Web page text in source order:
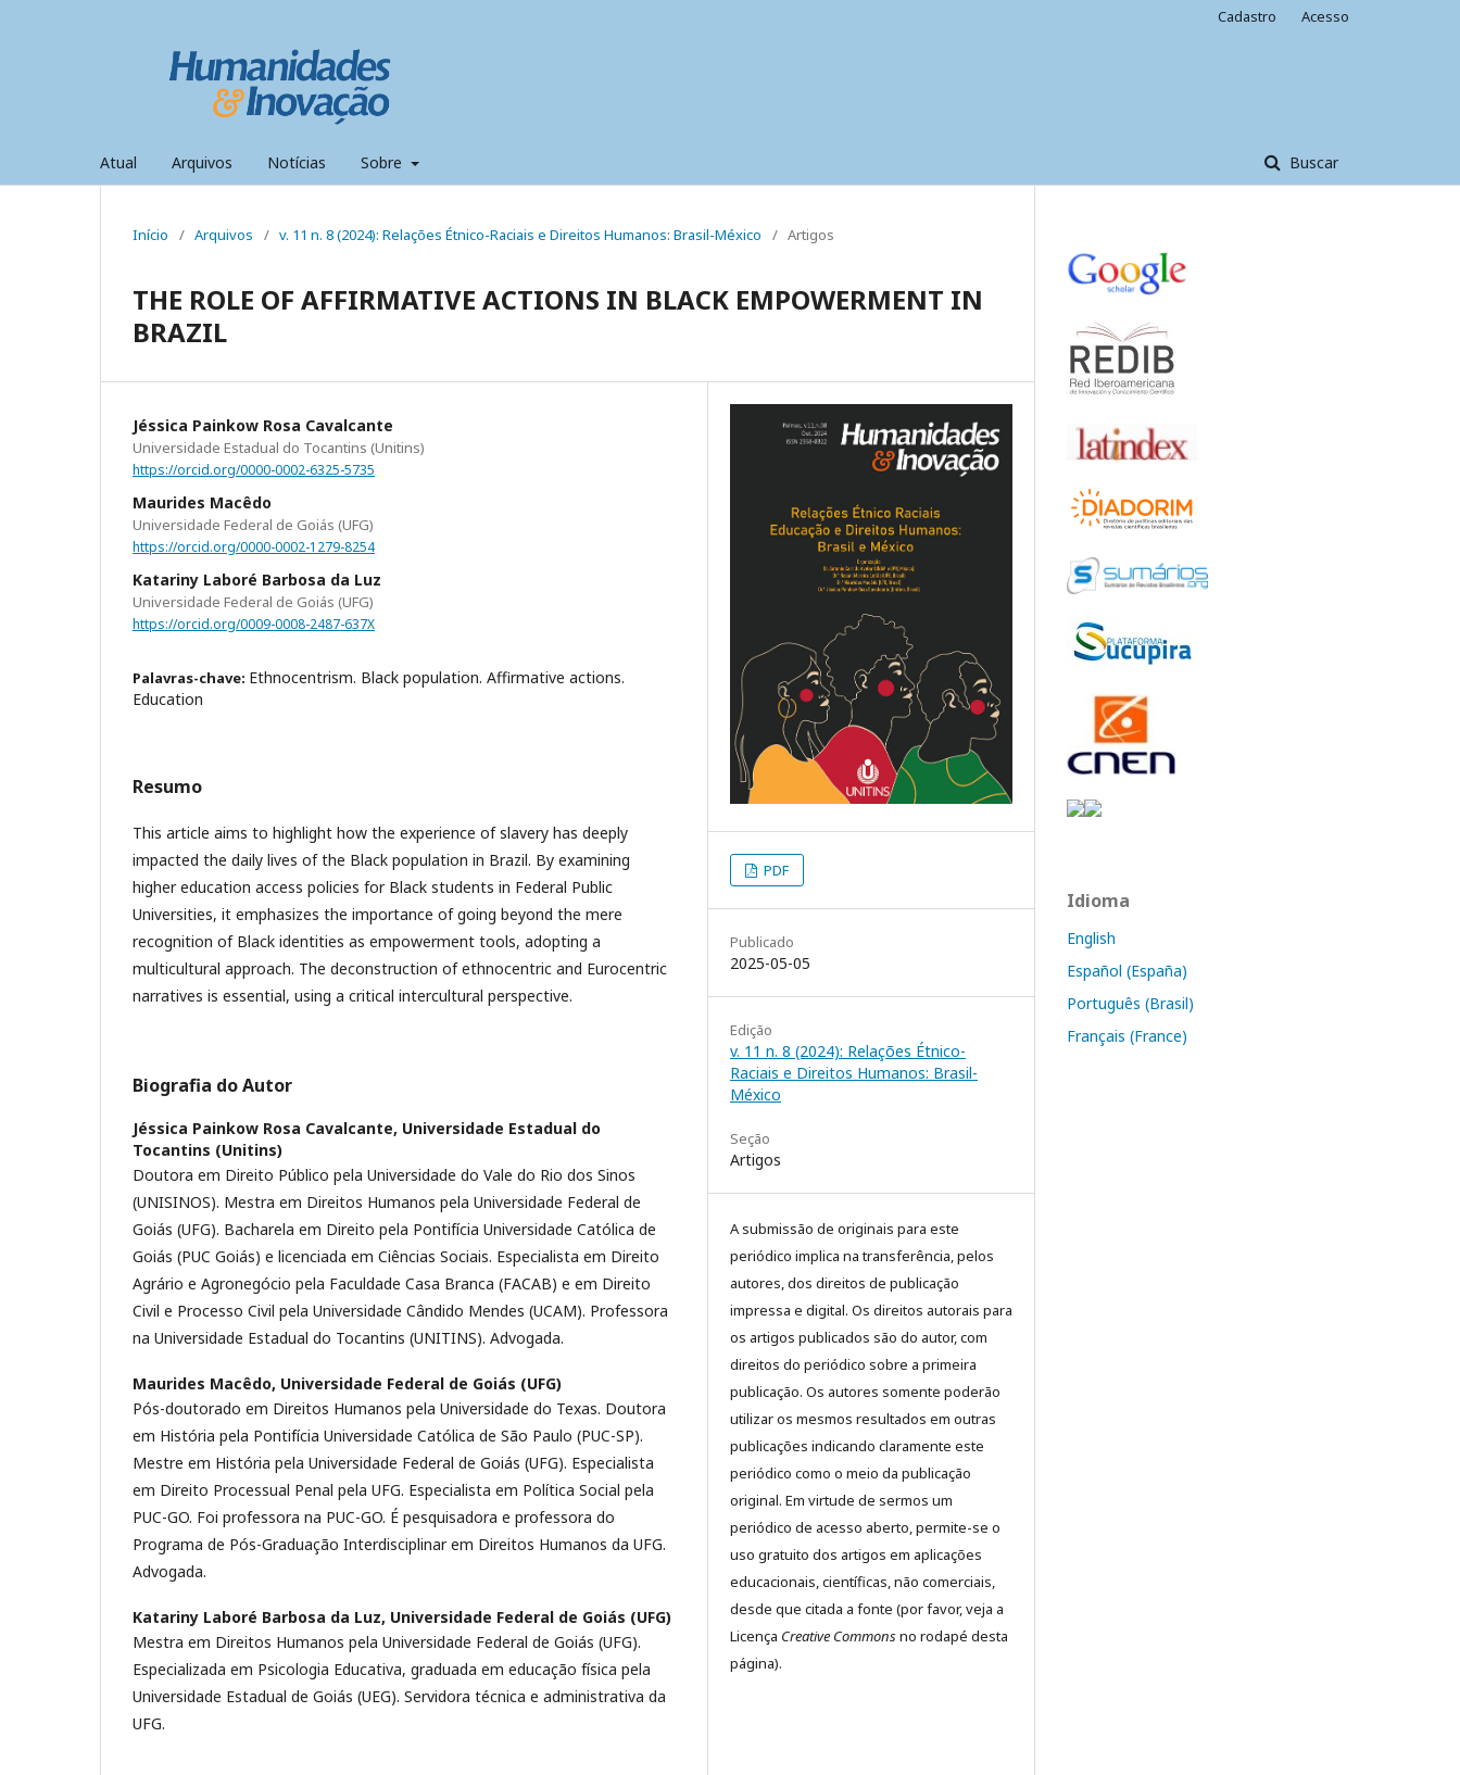
Atual Arquivos Notícias Sobre Buscar
Cadastro Acesso
Início / Arquivos / v. 11 n. 8 (2024): Relações Étnico-Raciais e Direitos Humanos: Brasil-México / Artigos
THE ROLE OF AFFIRMATIVE ACTIONS IN BLACK EMPOWERMENT IN
BRAZIL
Jéssica Painkow Rosa Cavalcante
Universidade Estadual do Tocantins (Unitins)
https://orcid.org/0000-0002-6325-5735
Maurides Macêdo
Universidade Federal de Goiás (UFG)
https://orcid.org/0000-0002-1279-8254
Katariny Laboré Barbosa da Luz
Universidade Federal de Goiás (UFG)
https://orcid.org/0009-0008-2487-637X
Palavras-chave: Ethnocentrism. Black population. Affirmative actions.
Education
Resumo
This article aims to highlight how the experience of slavery has deeply
impacted the daily lives of the Black population in Brazil. By examining
higher education access policies for Black students in Federal Public
Universities, it emphasizes the importance of going beyond the mere
recognition of Black identities as empowerment tools, adopting a
multicultural approach. The deconstruction of ethnocentric and Eurocentric
narratives is essential, using a critical intercultural perspective.
Biografia do Autor
Jéssica Painkow Rosa Cavalcante, Universidade Estadual do
Tocantins (Unitins)
Doutora em Direito Público pela Universidade do Vale do Rio dos Sinos
(UNISINOS). Mestra em Direitos Humanos pela Universidade Federal de
Goiás (UFG). Bacharela em Direito pela Pontifícia Universidade Católica de
Goiás (PUC Goiás) e licenciada em Ciências Sociais. Especialista em Direito
Agrário e Agronegócio pela Faculdade Casa Branca (FACAB) e em Direito
Civil e Processo Civil pela Universidade Cândido Mendes (UCAM). Professora
na Universidade Estadual do Tocantins (UNITINS). Advogada.
Maurides Macêdo, Universidade Federal de Goiás (UFG)
Pós-doutorado em Direitos Humanos pela Universidade do Texas. Doutora
em História pela Pontifícia Universidade Católica de São Paulo (PUC-SP).
Mestre em História pela Universidade Federal de Goiás (UFG). Especialista
em Direito Processual Penal pela UFG. Especialista em Política Social pela
PUC-GO. Foi professora na PUC-GO. É pesquisadora e professora do
Programa de Pós-Graduação Interdisciplinar em Direitos Humanos da UFG.
Advogada.
Katariny Laboré Barbosa da Luz, Universidade Federal de Goiás (UFG)
Mestra em Direitos Humanos pela Universidade Federal de Goiás (UFG).
Especializada em Psicologia Educativa, graduada em educação física pela
Universidade Estadual de Goiás (UEG). Servidora técnica e administrativa da
UFG.
PDF
Publicado
2025-05-05
Edição
v. 11 n. 8 (2024): Relações Étnico-
Raciais e Direitos Humanos: Brasil-
México
Seção
Artigos
A submissão de originais para este
periódico implica na transferência, pelos
autores, dos direitos de publicação
impressa e digital. Os direitos autorais para
os artigos publicados são do autor, com
direitos do periódico sobre a primeira
publicação. Os autores somente poderão
utilizar os mesmos resultados em outras
publicações indicando claramente este
periódico como o meio da publicação
original. Em virtude de sermos um
periódico de acesso aberto, permite-se o
uso gratuito dos artigos em aplicações
educacionais, científicas, não comerciais,
desde que citada a fonte (por favor, veja a
Licença Creative Commonsno rodapé desta
página).
Idioma
English
Español (España)
Português (Brasil)
Français (France)